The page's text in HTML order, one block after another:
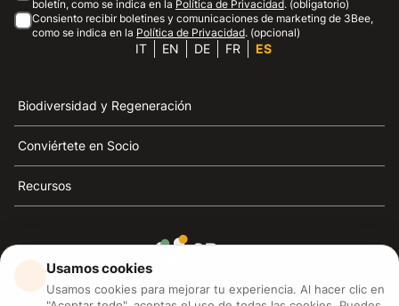
boletín, como se indica en la Política de Privacidad. (obligatorio)
Consiento recibir boletines y comunicaciones de marketing de 3Bee,
como se indica en la Política de Privacidad. (opcional)
IT EN DE FR ES
Biodiversidad y Regeneración
Conviértete en Socio
Recursos
3Bee es el referente de la sostenibilidad, la defensa de
las abejas y la biodiversidad
Usamos cookies
Usamos cookies para mejorar tu experiencia. Al hacer clic en